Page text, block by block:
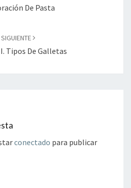
De Pasta
SIGUIENTE
Tipos De Galletas
conectado para publicar